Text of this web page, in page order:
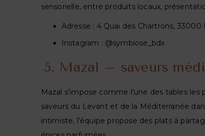
sensorielle, entre produits locaux,
Adresse : 4 Quai des Chartrons, 33000
Instagram : @symbiose_bdx
5. Mazal – saveurs
Mazal s’impose comme l’une des tables
saveurs du Levant et de la Méditerranée
intimiste, l’équipe propose des plats à